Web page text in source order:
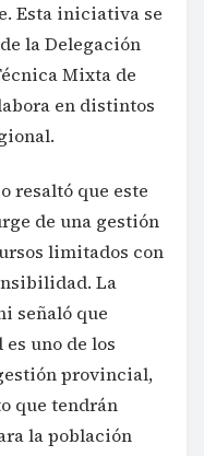
Esta iniciativa se
la Delegación
Mixta de
en distintos
resaltó que este
de una gestión
limitados con
La
señaló que
uno de los
provincial,
que tendrán
la población